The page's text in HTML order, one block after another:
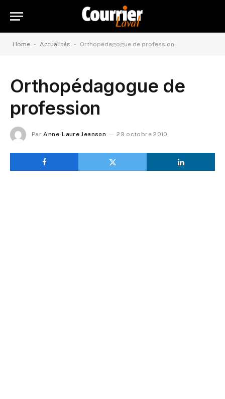
Home - Actualités - Orthopédagogue de profession
Orthopédagogue de
profession
Par Anne-Laure Jeanson 29 octobre 2010